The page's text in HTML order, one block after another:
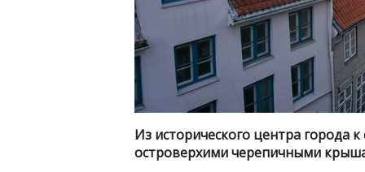
Из исторического центра города
островерхими черепичными